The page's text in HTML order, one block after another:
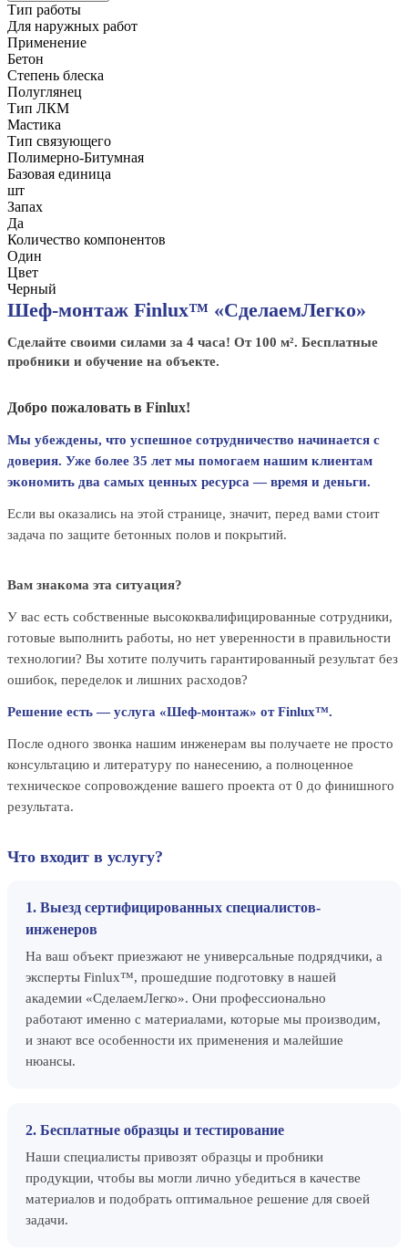
Тип работы
Для наружных работ
Применение
Бетон
Степень блеска
Полуглянец
Тип ЛКМ
Мастика
Тип связующего
Полимерно-Битумная
Базовая единица
шт
Запах
Да
Количество компонентов
Один
Цвет
Черный
Шеф-монтаж Finlux™ «СделаемЛегко»
Сделайте своими силами за 4 часа! От 100 м². Бесплатные
пробники и обучение на объекте.
Добро пожаловать в Finlux!
Мы убеждены, что успешное сотрудничество начинается с
доверия. Уже более 35 лет мы помогаем нашим клиентам
экономить два самых ценных ресурса — время и деньги.
Если вы оказались на этой странице, значит, перед вами стоит
задача по защите бетонных полов и покрытий.
Вам знакома эта ситуация?
У вас есть собственные высококвалифицированные сотрудники,
готовые выполнить работы, но нет уверенности в правильности
технологии? Вы хотите получить гарантированный результат без
ошибок, переделок и лишних расходов?
Решение есть — услуга «Шеф-монтаж» от Finlux™.
После одного звонка нашим инженерам вы получаете не просто
консультацию и литературу по нанесению, а полноценное
техническое сопровождение вашего проекта от 0 до финишного
результата.
Что входит в услугу?
1. Выезд сертифицированных специалистов-
инженеров
На ваш объект приезжают не универсальные подрядчики, а
эксперты Finlux™, прошедшие подготовку в нашей
академии «СделаемЛегко». Они профессионально
работают именно с материалами, которые мы производим,
и знают все особенности их применения и малейшие
нюансы.
2. Бесплатные образцы и тестирование
Наши специалисты привозят образцы и пробники
продукции, чтобы вы могли лично убедиться в качестве
материалов и подобрать оптимальное решение для своей
задачи.